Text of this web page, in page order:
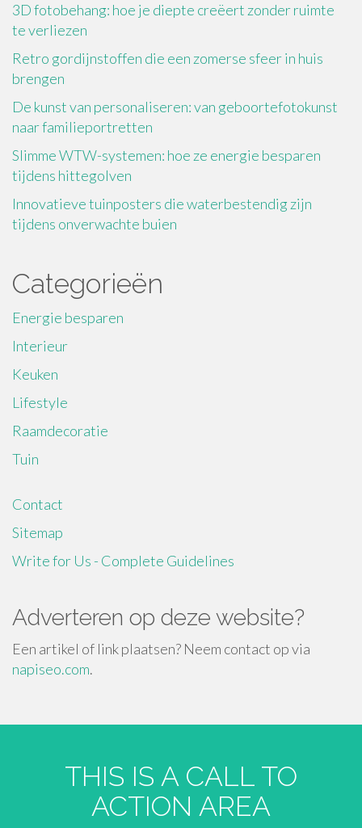
3D fotobehang: hoe je diepte creëert zonder ruimte
te verliezen
Retro gordijnstoffen die een zomerse sfeer in huis
brengen
De kunst van personaliseren: van geboortefotokunst
naar familieportretten
Slimme WTW-systemen: hoe ze energie besparen
tijdens hittegolven
Innovatieve tuinposters die waterbestendig zijn
tijdens onverwachte buien
Categorieën
Energie besparen
Interieur
Keuken
Lifestyle
Raamdecoratie
Tuin
Contact
Sitemap
Write for Us - Complete Guidelines
Adverteren op deze website?
Een artikel of link plaatsen? Neem contact op via
napiseo.com.
THIS IS A CALL TO
ACTION AREA